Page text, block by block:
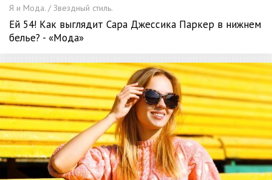
Я и Мода. / Звездный стиль.
Ей 54! Как выглядит Сара Джессика Паркер в нижнем
белье? - «Мода»